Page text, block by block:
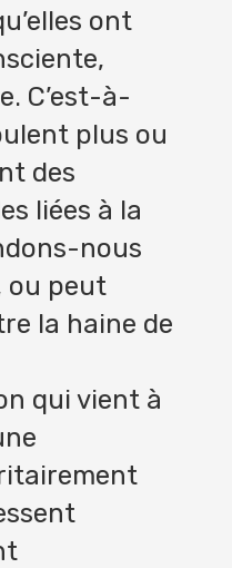
ont
C’est-à-
plus ou
des
liées à la
nous
ou peut
la haine de
qui vient à